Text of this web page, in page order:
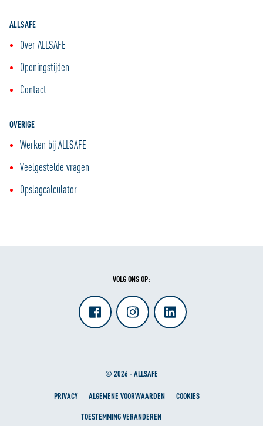
ALLSAFE
Over ALLSAFE
Openingstijden
Contact
OVERIGE
Werken bij ALLSAFE
Veelgestelde vragen
Opslagcalculator
VOLG ONS OP:
© 2026 - ALLSAFE
PRIVACY ALGEMENE VOORWAARDEN COOKIES
TOESTEMMING VERANDEREN